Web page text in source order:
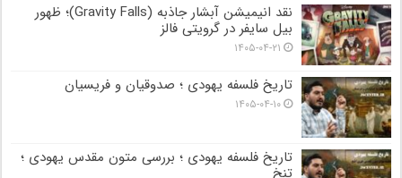
نقد انیمیشن آبشار جاذبه (Gravity Falls)؛ ظهور
بیل سایفر در گرویتی فالز
۱۴۰۵-۰۴-۲۱
تاریخ فلسفه یهودی ؛ صدوقیان و فریسیان
۱۴۰۵-۰۴-۱۰
تاریخ فلسفه یهودی ؛ بررسی متون مقدس یهودی ؛
تنخ